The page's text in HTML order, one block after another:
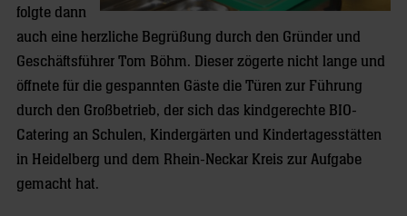
folgte dann
auch eine herzliche Begrüßung durch den Gründer und
Geschäftsführer Tom Böhm. Dieser zögerte nicht lange und
öffnete für die gespannten Gäste die Türen zur Führung
durch den Großbetrieb, der sich das kindgerechte BIO-
Catering an Schulen, Kindergärten und Kindertagesstätten
in Heidelberg und dem Rhein-Neckar Kreis zur Aufgabe
gemacht hat.